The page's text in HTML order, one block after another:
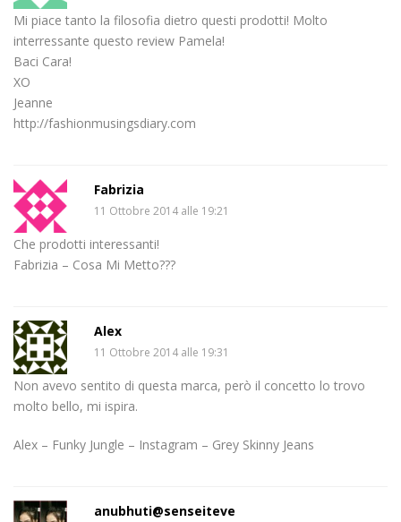
Mi piace tanto la filosofia dietro questi prodotti! Molto
interressante questo review Pamela!
Baci Cara!
XO
Jeanne
http://fashionmusingsdiary.com
Fabrizia
11 Ottobre 2014 alle 19:21
Che prodotti interessanti!
Fabrizia – Cosa Mi Metto???
Alex
11 Ottobre 2014 alle 19:31
Non avevo sentito di questa marca, però il concetto lo trovo
molto bello, mi ispira.
Alex – Funky Jungle – Instagram – Grey Skinny Jeans
anubhuti@senseiteve